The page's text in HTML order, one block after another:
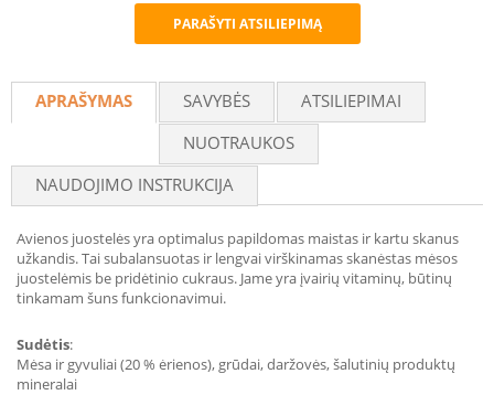
Recommend
PARAŠYTI ATSILIEPIMĄ
APRAŠYMAS SAVYBĖS
ATSILIEPIMAI
NUOTRAUKOS
NAUDOJIMO INSTRUKCIJA
Avienos juostelės yra optimalus papildomas maistas ir kartu skanus
užkandis. Tai subalansuotas ir lengvai virškinamas skanėstas mėsos
juostelėmis be pridėtinio cukraus. Jame yra įvairių vitaminų, būtinų
tinkamam šuns funkcionavimui.
Sudėtis:
Mėsa ir gyvuliai (20 % ėrienos), grūdai, daržovės, šalutinių produktų
mineralai